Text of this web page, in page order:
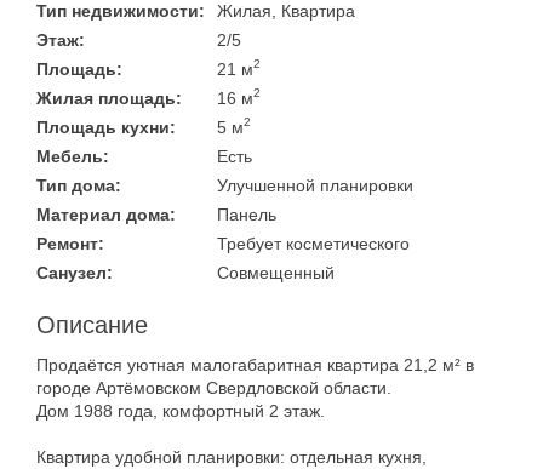
Тип недвижимости:
Жилая, Квартира
Этаж:
2/5
Площадь:
21 м2
Жилая площадь: 16 м2
Площадь кухни: 5 м2
Мебель:
Есть
Тип дома:
Улучшенной планировки
Материал дома:
Панель
Ремонт:
Требует косметического
Санузел:
Совмещенный
Описание
Продаётся уютная малогабаритная квартира 21,2 м² в
городе Артёмовском Свердловской области.
Дом 1988 года, комфортный 2 этаж.
Квартира удобной планировки: отдельная кухня,